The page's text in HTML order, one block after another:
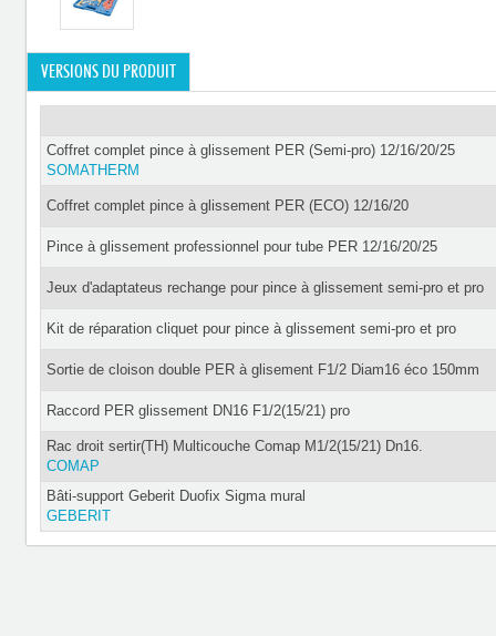
VERSIONS DU PRODUIT
Coffret complet pince à glissement PER (Semi-pro) 12/16/20/25
SOMATHERM
Coffret complet pince à glissement PER (ECO) 12/16/20
Pince à glissement professionnel pour tube PER 12/16/20/25
Jeux d'adaptateus rechange pour pince à glissement semi-pro et pro
Kit de réparation cliquet pour pince à glissement semi-pro et pro
Sortie de cloison double PER à glisement F1/2 Diam16 éco 150mm
Raccord PER glissement DN16 F1/2(15/21) pro
Rac droit sertir(TH) Multicouche Comap M1/2(15/21) Dn16.
COMAP
Bâti-support Geberit Duofix Sigma mural
GEBERIT